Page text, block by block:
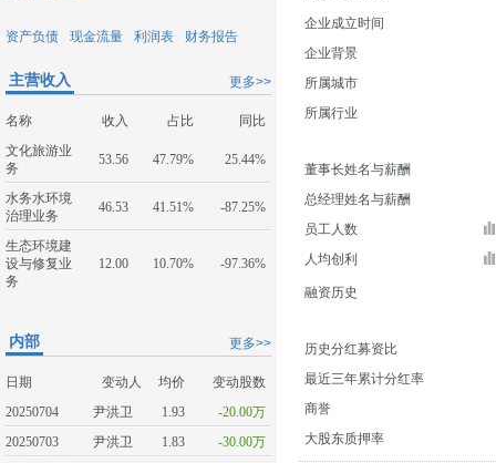
资产负债 现金流量 利润表 财务报告
更多>>
主营收入
名称 收入 占比
同比
文化旅游业
务
53.56 47.79% 25.44%
水务水环境
治理业务
46.53 41.51% -87.25%
生态环境建
设与修复业
务
12.00 10.70% -97.36%
更多>>
内部
日期 变动人 均价
变动股数
20250704
尹洪卫 1.93
-20.00万
20250703
尹洪卫 1.83
-30.00万
企业成立时间
企业背景
所属城市
所属行业
董事长姓名与薪酬
总经理姓名与薪酬
员工人数
人均创利
融资历史
历史分红募资比
最近三年累计分红率
商誉
大股东质押率